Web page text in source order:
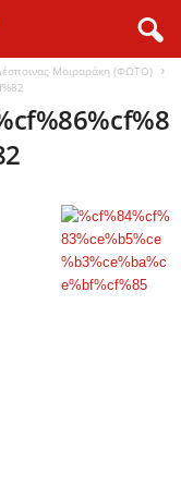
Μοιραράκη (ΦΩΤΟ)